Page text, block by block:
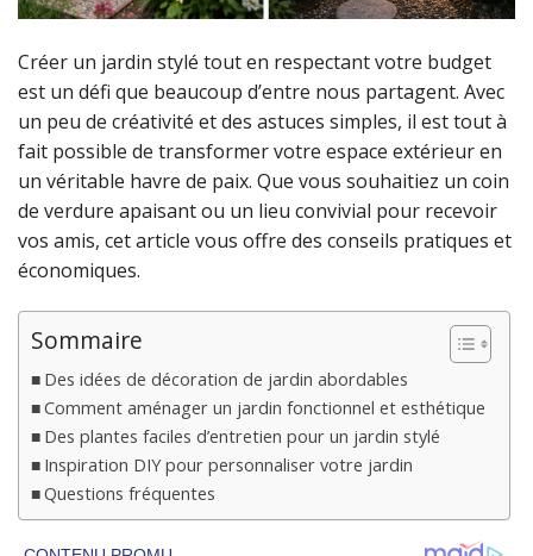
Créer un jardin stylé tout en respectant votre budget
est un défi que beaucoup d’entre nous partagent. Avec
un peu de créativité et des astuces simples, il est tout à
fait possible de transformer votre espace extérieur en
un véritable havre de paix. Que vous souhaitiez un coin
de verdure apaisant ou un lieu convivial pour recevoir
vos amis, cet article vous offre des conseils pratiques et
économiques.
Sommaire
Des idées de décoration de jardin abordables
Comment aménager un jardin fonctionnel et esthétique
Des plantes faciles d’entretien pour un jardin stylé
Inspiration DIY pour personnaliser votre jardin
Questions fréquentes